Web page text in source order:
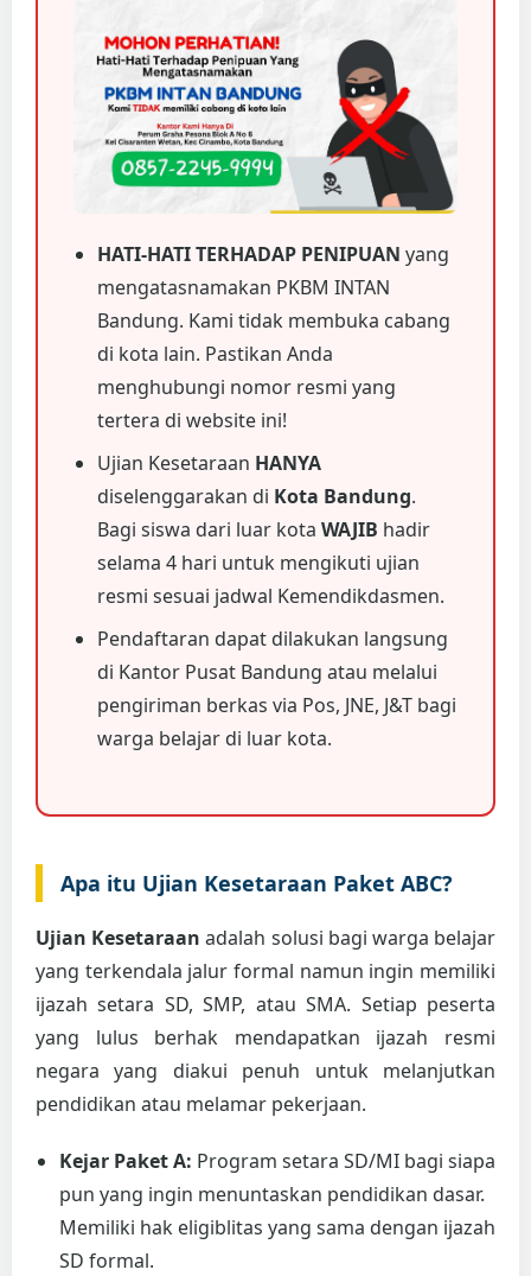
HATI-HATI TERHADAP PENIPUAN yang
mengatasnamakan PKBM INTAN
Bandung. Kami tidak membuka cabang
di kota lain. Pastikan Anda
menghubungi nomor resmi yang
tertera di website ini!
Ujian Kesetaraan HANYA
diselenggarakan di Kota Bandung.
Bagi siswa dari luar kota WAJIB hadir
selama 4 hari untuk mengikuti ujian
resmi sesuai jadwal Kemendikdasmen.
Pendaftaran dapat dilakukan langsung
di Kantor Pusat Bandung atau melalui
pengiriman berkas via Pos, JNE, J&T bagi
warga belajar di luar kota.
Apa itu Ujian Kesetaraan Paket ABC?
Ujian Kesetaraan adalah solusi bagi warga belajar
yang terkendala jalur formal namun ingin memiliki
ijazah setara SD, SMP, atau SMA. Setiap peserta
yang lulus berhak mendapatkan ijazah resmi
negara yang diakui penuh untuk melanjutkan
pendidikan atau melamar pekerjaan.
Kejar Paket A: Program setara SD/MI bagi siapa
pun yang ingin menuntaskan pendidikan dasar.
Memiliki hak eligiblitas yang sama dengan ijazah
SD formal.